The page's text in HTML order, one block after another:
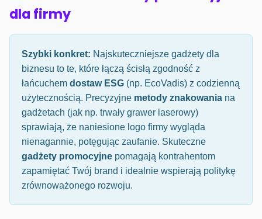
dla firmy
Szybki konkret: Najskuteczniejsze gadżety dla
biznesu to te, które łączą ścisłą zgodność z
łańcuchem dostaw ESG (np. EcoVadis) z codzienną
użytecznością. Precyzyjne metody znakowania na
gadżetach (jak np. trwały grawer laserowy)
sprawiają, że naniesione logo firmy wygląda
nienagannie, potęgując zaufanie. Skuteczne
gadżety promocyjne pomagają kontrahentom
zapamiętać Twój brand i idealnie wspierają politykę
zrównoważonego rozwoju.